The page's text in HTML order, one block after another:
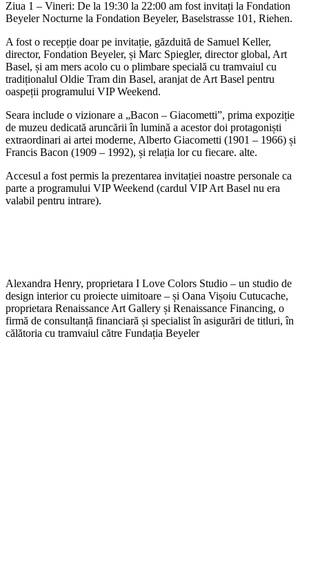
Ziua 1 – Vineri: De la 19:30 la 22:00 am fost invitați la Fondation
Beyeler Nocturne la Fondation Beyeler, Baselstrasse 101, Riehen.
A fost o recepție doar pe invitație, găzduită de Samuel Keller,
director, Fondation Beyeler, și Marc Spiegler, director global, Art
Basel, și am mers acolo cu o plimbare specială cu tramvaiul cu
tradiționalul Oldie Tram din Basel, aranjat de Art Basel pentru
oaspeții programului VIP Weekend.
Seara include o vizionare a „Bacon – Giacometti”, prima expoziție
de muzeu dedicată aruncării în lumină a acestor doi protagoniști
extraordinari ai artei moderne, Alberto Giacometti (1901 – 1966) și
Francis Bacon (1909 – 1992), și relația lor cu fiecare. alte.
Accesul a fost permis la prezentarea invitației noastre personale ca
parte a programului VIP Weekend (cardul VIP Art Basel nu era
valabil pentru intrare).
Alexandra Henry, proprietara I Love Colors Studio – un studio de
design interior cu proiecte uimitoare – și Oana Vișoiu Cutucache,
proprietara Renaissance Art Gallery și Renaissance Financing, o
firmă de consultanță financiară și specialist în asigurări de titluri, în
călătoria cu tramvaiul către Fundația Beyeler